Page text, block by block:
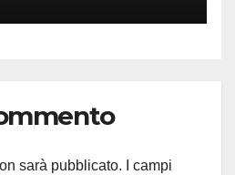
sarà pubblicato.
I campi